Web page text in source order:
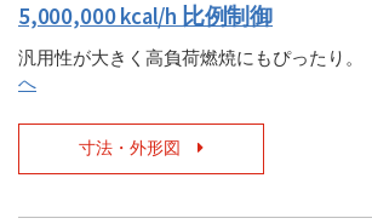
5,000,000 kcal/h 比例制御
汎用性が大きく高負荷燃焼にもぴったり。
へ
寸法・外形図